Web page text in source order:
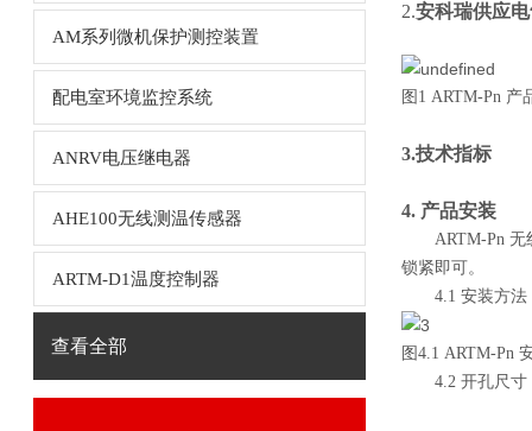
AM系列微机保护测控装置
配电室环境监控系统
ANRV电压继电器
AHE100无线测温传感器
ARTM-D1温度控制器
查看全部
2.安科瑞供应
图1 ARTM-Pn 产
3.技术指标
4. 产品安装
ARTM-Pn 无线
锁紧即可。
4.1 安装方法
图4.1 ARTM-Pn
4.2 开孔尺寸